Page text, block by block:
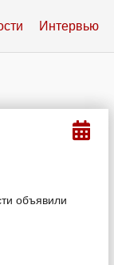
Интервью
объявили